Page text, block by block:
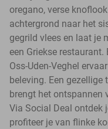
oregano, verse
achtergrond naar het
gegrild vlees en laat je
een Griekse
Oss-Uden-Veghel
beleving. Een
brengt het ontspannen
Via Social Deal ontdek
profiteer je van flinke